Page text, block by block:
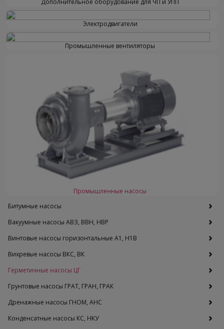
Дополнительное оборудование для ЧП и УПП
Электродвигатели
Промышленные вентиляторы
Промышленные насосы
Битумные насосы
Вакуумные насосы АВЗ, ВВН, НВР
Винтовые насосы горизонтальные А1, Н1В
Вихревые насосы ВКС, ВК
Герметичные насосы ЦГ
Грунтовые насосы ГРАТ, ГРАН, ГРАК
Дренажные насосы ГНОМ, АНС
Конденсатные насосы КС, НКУ